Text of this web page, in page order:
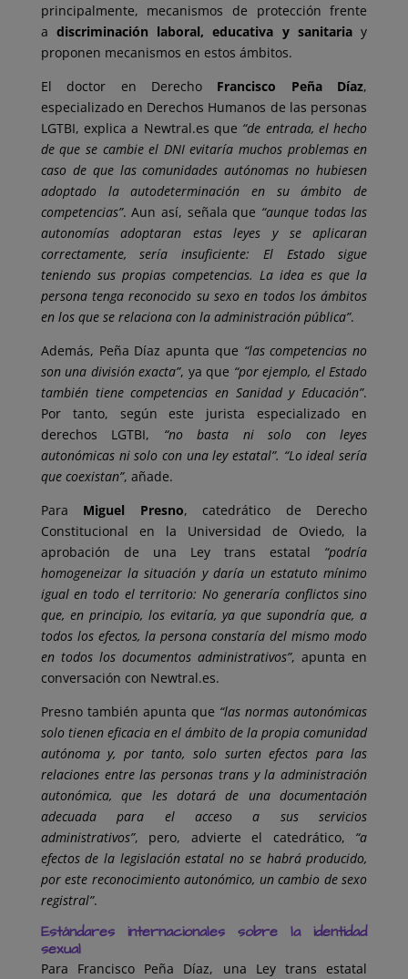
principalmente, mecanismos de protección frente
adiscriminación laboral, educativa y sanitariay
proponen mecanismos en estos ámbitos.
El doctor en Derecho Francisco Peña Díaz,
especializado en Derechos Humanos de las personas
LGTBI, explica a Newtral.es que “de entrada, el hecho
de que se cambie el DNI evitaría muchos problemas en
caso de que las comunidades autónomas no hubiesen
adoptado la autodeterminación en su ámbito de
competencias”. Aun así, señala que “aunque todas las
autonomías adoptaran estas leyes y se aplicaran
correctamente, sería insuficiente: El Estado sigue
teniendo sus propias competencias. La idea es que la
persona tenga reconocido su sexo en todos los ámbitos
en los que se relaciona con la administración pública”.
Además, Peña Díaz apunta que “las competencias no
son una división exacta”, ya que “por ejemplo, el Estado
también tiene competencias en Sanidad y Educación”.
Por tanto, según este jurista especializado en
derechos LGTBI, “no basta ni solo con leyes
autonómicas ni solo con una ley estatal”. “Lo ideal sería
que coexistan”, añade.
Para Miguel Presno, catedrático de Derecho
Constitucional en la Universidad de Oviedo, la
aprobación de una Ley trans estatal “podría
homogeneizar la situación y daría un estatuto mínimo
igual en todo el territorio: No generaría conflictos sino
que, en principio, los evitaría, ya que supondría que, a
todos los efectos, la persona constaría del mismo modo
en todos los documentos administrativos”, apunta en
conversación con Newtral.es.
Presno también apunta que “las normas autonómicas
solo tienen eficacia en el ámbito de la propia comunidad
autónoma y, por tanto, solo surten efectos para las
relaciones entre las personas trans y la administración
autonómica, que les dotará de una documentación
adecuada para el acceso a sus servicios
administrativos”, pero, advierte el catedrático, “a
efectos de la legislación estatal no se habrá producido,
por este reconocimiento autonómico, un cambio de sexo
registral”.
Estándares internacionales sobre la identidad
sexual
Para Francisco Peña Díaz, una Ley trans estatal